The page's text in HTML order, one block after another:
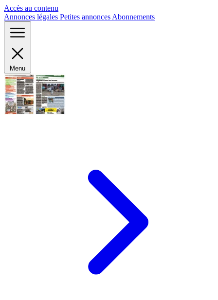
Accès au contenu
Annonces légales Petites annonces Abonnements
Menu
Panneau de gestion des cookies